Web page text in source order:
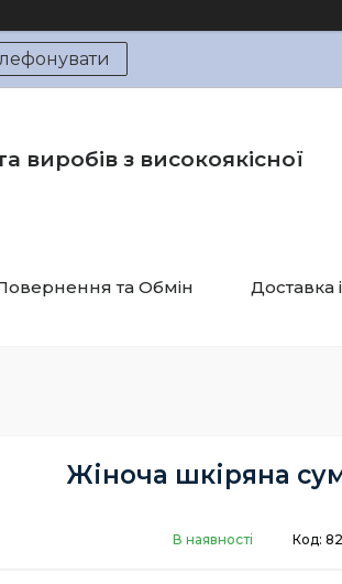
виробів з високоякісної
та Обмін Доставка
Жіноча шкіряна
В наявності Код: